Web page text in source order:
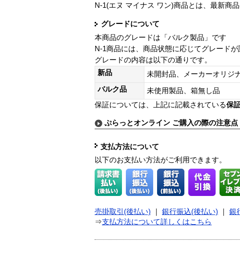
N-1(エヌ マイナス ワン)商品とは、最新商
グレードについて
本商品のグレードは「バルク製品」です
N-1商品には、商品状態に応じてグレードが
グレードの内容は以下の通りです。
新品
未開封品、メーカーオリジ
バルク品
未使用製品、箱無し品
保証については、上記に記載されている保
ぷらっとオンライン ご購入の際の注意点
支払方法について
以下のお支払い方法がご利用できます。
売掛取引(後払い) 銀行振込(後払い) 銀
⇒支払方法について詳しくはこちら